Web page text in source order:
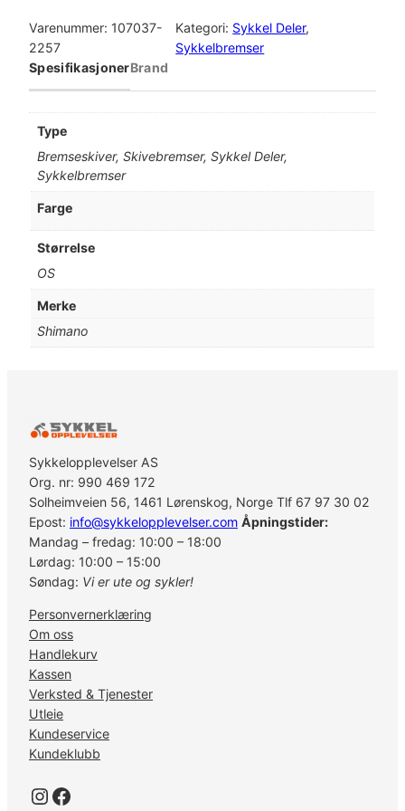
i
m
a
m
m
S
M
-
R
T
6
6
a
t
a
l
l
Varenummer: 107037-
2257
Kategori: Sykkel Deler
Sykkelbremser
SpesifikasjonerBrand
Type
Bremseskiver, Skivebremser, Sykkel Deler,
Sykkelbremser
Farge
Størrelse
OS
Merke
Shimano
Sykkelopplevelser AS
Org. nr: 990 469 172
Solheimveien 56, 1461 Lørenskog, Norge Tlf 67 97 30 02
Epost: info@sykkelopplevelser.com Åpningstider:
Mandag – fredag: 10:00 – 18:00
Lørdag: 10:00 – 15:00
Søndag: Vi er ute og sykler!
Personvernerklæring
Om oss
Handlekurv
Kassen
Verksted & Tjenester
Utleie
Kundeservice
Kundeklubb
Instagram Facebook